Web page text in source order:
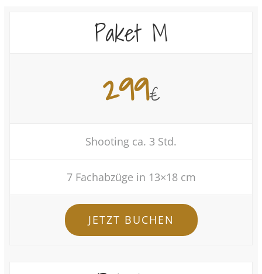
Paket M
299€
Shooting ca. 3 Std.
7 Fachabzüge in 13×18 cm
JETZT BUCHEN